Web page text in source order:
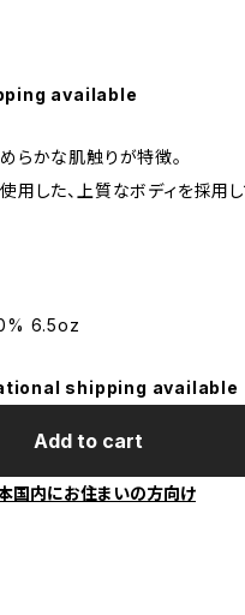
available
らかな肌触りが特徴。
用した、上質なボディを採用し
6.5oz
shipping available
Add to cart
国内にお住まいの方向け